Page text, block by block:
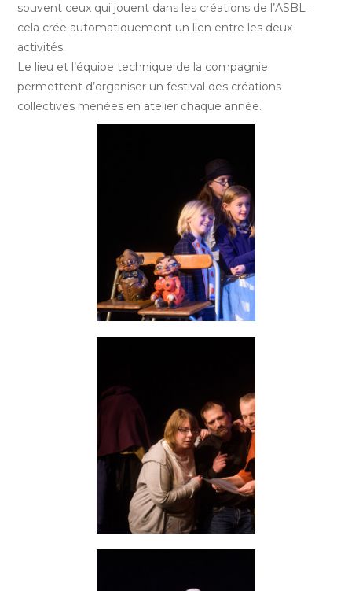
souvent ceux qui jouent dans les créations de l’ASBL :
cela crée automatiquement un lien entre les deux
activités.
Le lieu et l’équipe technique de la compagnie
permettent d’organiser un festival des créations
collectives menées en atelier chaque année.